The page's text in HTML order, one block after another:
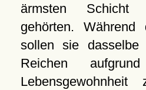
ärmsten Schicht
gehörten. Während
sollen sie
Reichen
Lebensgewohnheit